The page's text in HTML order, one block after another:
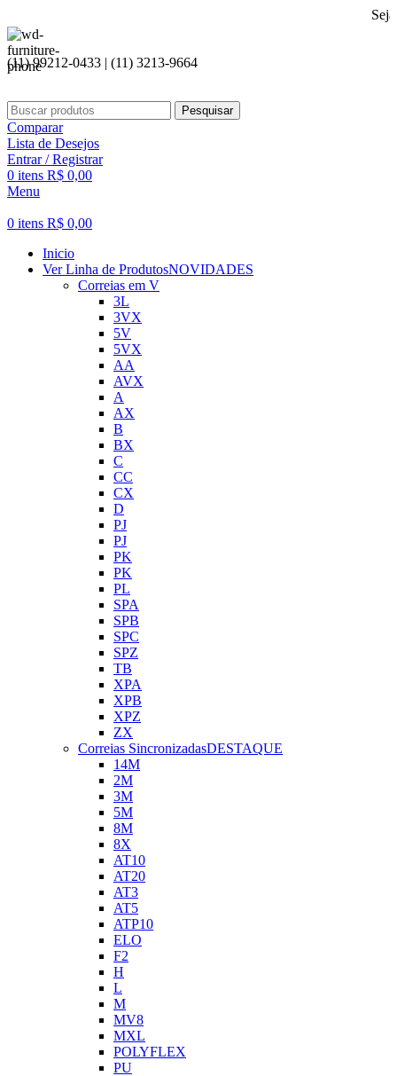
Seja bem
(11) 99212-0433 | (11) 3213-9664
Pesquisar
Comparar
Lista de Desejos
Entrar / Registrar
0 itens R$ 0,00
Menu
0 itens R$ 0,00
Inicio
Ver Linha de ProdutosNOVIDADES
Correias em V
3L
3VX
5V
5VX
AA
AVX
A
AX
B
BX
C
CC
CX
D
PJ
PJ
PK
PK
PL
SPA
SPB
SPC
SPZ
TB
XPA
XPB
XPZ
ZX
Correias SincronizadasDESTAQUE
14M
2M
3M
5M
8M
8X
AT10
AT20
AT3
AT5
ATP10
ELO
F2
H
L
M
MV8
MXL
POLYFLEX
PU